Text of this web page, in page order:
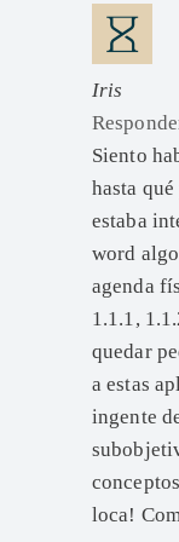
Iris
Siento
hasta
estaba
word
agenda
1.1.1,
quedar
a estas
ingente
loca!